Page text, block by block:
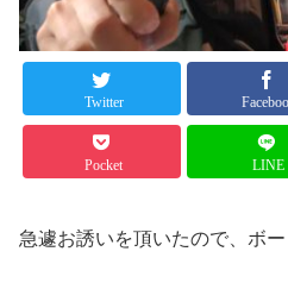
Twitter
Pocket LINE
急遽お誘いを頂いたので、ボ